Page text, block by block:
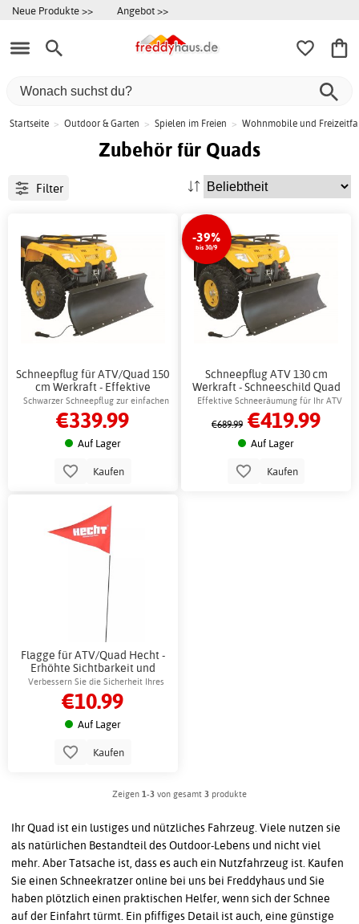
Neue Produkte >> Angebot >>
Startseite > Outdoor & Garten > Spielen im Freien > Wohnmobile und
Zubehör für Quads
Filter
Schneepflug für ATV/Quad 150
cm Werkraft - Effektive
Schneeräumung
Schwarzer Schneepflug zur einfachen
Schneeräumung mit einem Quad
€339.99
Auf Lager
Kaufen
-39%
bis 30/9
Schneepflug ATV 130 cm
Werkraft - Schneeschild Quad
Bike Pflug
Effektive Schneeräumung für Ihr ATV
€689.99 €419.99
Auf Lager
Kaufen
Flagge für ATV/Quad Hecht -
Erhöhte Sichtbarkeit und
Sicherheit
Verbessern Sie die Sicherheit Ihres
Quads ganz einfach
€10.99
Auf Lager
Kaufen
Zeigen 1-3 von gesamt 3 produkte
Ihr Quad ist ein lustiges und nützliches Fahrzeug. Viele nutzen sie
als natürlichen Bestandteil des Outdoor-Lebens und nicht viel
mehr. Aber Tatsache ist, dass es auch ein Nutzfahrzeug ist. Kaufen
Sie einen Schneekratzer online bei uns bei Freddyhaus und Sie
haben plötzlich einen praktischen Helfer, wenn sich der Schnee
auf der Einfahrt türmt. Ein pfiffiges Detail ist auch, eine günstige